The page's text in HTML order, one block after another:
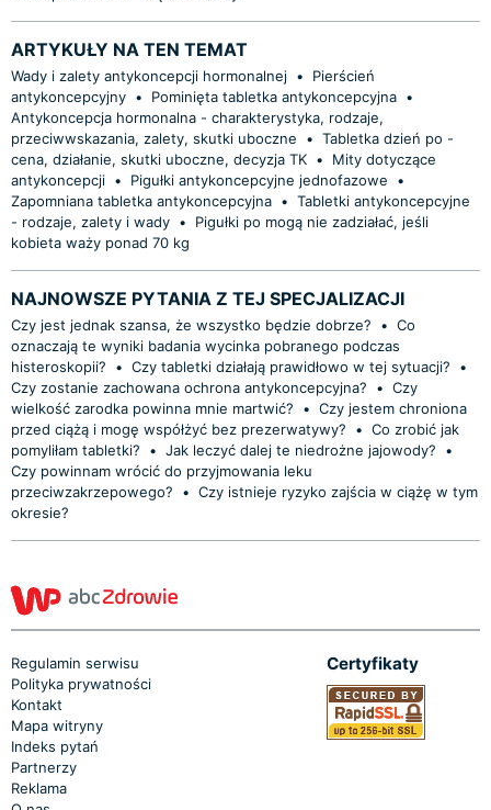
ARTYKUŁY NA TEN TEMAT
Wady i zalety antykoncepcji hormonalnej •
Pierścień
antykoncepcyjny • Pominięta tabletka antykoncepcyjna •
Antykoncepcja hormonalna - charakterystyka, rodzaje,
przeciwwskazania, zalety, skutki uboczne
• Tabletka dzień po -
cena, działanie, skutki uboczne, decyzja TK •
Mity dotyczące
antykoncepcji • Pigułki antykoncepcyjne jednofazowe
•
Zapomniana tabletka antykoncepcyjna • Tabletki antykoncepcyjne
- rodzaje, zalety i wady •
Pigułki po mogą nie zadziałać, jeśli
kobieta waży ponad 70 kg
NAJNOWSZE PYTANIA Z TEJ SPECJALIZACJI
Czy jest jednak szansa, że wszystko będzie dobrze? • Co
oznaczają te wyniki badania wycinka pobranego podczas
histeroskopii?
• Czy tabletki działają prawidłowo w tej sytuacji?
•
Czy zostanie zachowana ochrona antykoncepcyjna?
• Czy
wielkość zarodka powinna mnie martwić?
• Czy jestem chroniona
przed ciążą i mogę współżyć bez prezerwatywy?
• Co zrobić jak
pomyliłam tabletki?
• Jak leczyć dalej te niedrożne jajowody?
•
Czy powinnam wrócić do przyjmowania leku
przeciwzakrzepowego?
• Czy istnieje ryzyko zajścia w ciążę w tym
okresie?
Regulamin serwisu
Polityka prywatności
Kontakt
Mapa witryny
Indeks pytań
Partnerzy
Reklama
Certyfikaty